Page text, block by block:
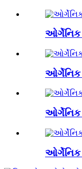
ઓર્ગેનિક
ઓર્ગેનિક